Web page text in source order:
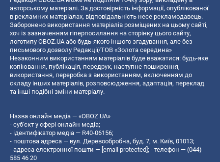
авторському матеріалі. За достовірність інформації, опублікованої
в рекламних матеріалах, відповідальність несе рекламодавець.
Заборонено використання матеріалів розміщених на цьому сайті,
хоч із зазначенням гіперпосилання на сторінку цього сайту,
логотипу OBOZ.UA або будь-якого іншого згадування, але без
письмового дозволу Редакції/ТОВ «Золота середина»
Незаконним використанням матеріалів буде вважатися: будь-яке
копiювання, публiкацiя, передрук, наступне поширення,
використання, переробка з використанням, включенням до
складу інших матеріалів, розповсюдження, адаптація, переклад
та інші подібні зміни матеріалу.
Назва онлайн медіа — «OBOZ.UA»
- суб'єкт у сфері онлайн медіа;
- ідентифікатор медіа — R40-06156;
- поштова адреса — вул. Деревообробна, буд. 7, м. Київ, 01013;
- адреса електронної пошти — [email protected]; - телефон — (044)
585 46 20